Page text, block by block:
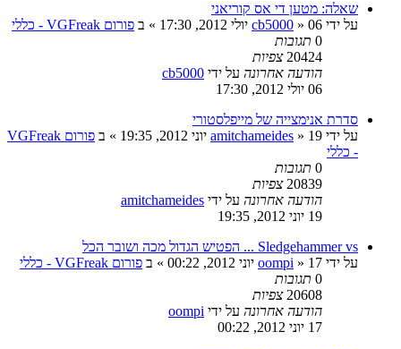
שאלה: מטען די אס קוריאני
על ידי
cb5000 » 06 יולי 2012, 17:30 » ב פורום VGFreak - כללי
0 תגובות
20424 צפיות
הודעה אחרונה על ידי cb5000
06 יולי 2012, 17:30
סדרת אנימצייה של מייפלסטורי
על ידי
amitchameides » 19 יוני 2012, 19:35 » ב
פורום VGFreak
- כללי
0 תגובות
20839 צפיות
הודעה אחרונה על ידי amitchameides
19 יוני 2012, 19:35
Sledgehammer vs ... הפטיש הגדול מכה ושובר הכל
על ידי
oompi » 17 יוני 2012, 00:22 » ב פורום VGFreak - כללי
0 תגובות
20608 צפיות
הודעה אחרונה על ידי oompi
17 יוני 2012, 00:22